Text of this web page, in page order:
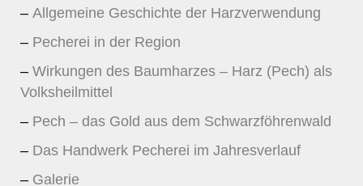
Allgemeine Geschichte der Harzverwendung
Pecherei in der Region
Wirkungen des Baumharzes – Harz (Pech) als
Volksheilmittel
Pech – das Gold aus dem Schwarzföhrenwald
Das Handwerk Pecherei im Jahresverlauf
Galerie